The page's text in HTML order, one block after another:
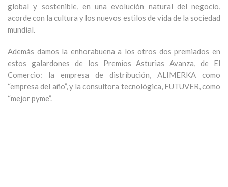
global y sostenible, en una evolución natural del negocio,
acorde con la cultura y los nuevos estilos de vida de la sociedad
mundial.
Además damos la enhorabuena a los otros dos premiados en
estos galardones de los Premios Asturias Avanza, de El
Comercio: la empresa de distribución, ALIMERKA como
“empresa del año”, y la consultora tecnológica, FUTUVER, como
“mejor pyme”.